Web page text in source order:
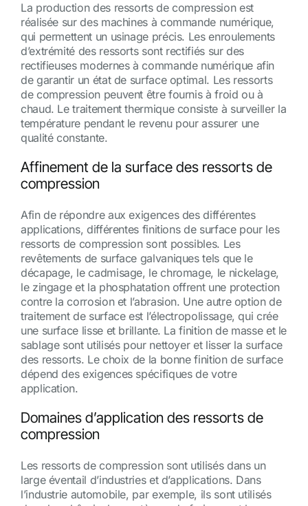
La production des ressorts de compression est
réalisée sur des machines à commande numérique,
qui permettent un usinage précis. Les enroulements
d’extrémité des ressorts sont rectifiés sur des
rectifieuses modernes à commande numérique afin
de garantir un état de surface optimal. Les ressorts
de compression peuvent être fournis à froid ou à
chaud. Le traitement thermique consiste à surveiller la
température pendant le revenu pour assurer une
qualité constante.
Affinement de la surface des ressorts de
compression
Afin de répondre aux exigences des différentes
applications, différentes finitions de surface pour les
ressorts de compression sont possibles. Les
revêtements de surface galvaniques tels que le
décapage, le cadmisage, le chromage, le nickelage,
le zingage et la phosphatation offrent une protection
contre la corrosion et l’abrasion. Une autre option de
traitement de surface est l’électropolissage, qui crée
une surface lisse et brillante. La finition de masse et le
sablage sont utilisés pour nettoyer et lisser la surface
des ressorts. Le choix de la bonne finition de surface
dépend des exigences spécifiques de votre
application.
Domaines d’application des ressorts de
compression
Les ressorts de compression sont utilisés dans un
large éventail d’industries et d’applications. Dans
l’industrie automobile, par exemple, ils sont utilisés